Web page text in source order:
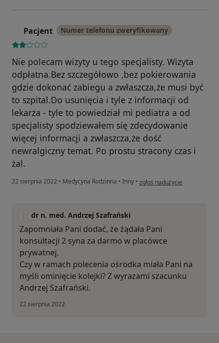
Pacjent Numer telefonu zweryfikowany
Nie polecam wizyty u tego specjalisty. Wizyta
odpłatna.Bez szczegółowo ,bez pokierowania
gdzie dokonać zabiegu a zwłaszcza,że musi być
to szpital.Do usunięcia i tyle z informacji od
lekarza - tyle to powiedział mi pediatra a od
specjalisty spodziewałem się zdecydowanie
więcej informacji a zwłaszcza,że dość
newralgiczny temat. Po prostu stracony czas i
żal.
22 sierpnia 2022 • Medycyna Rodzinna • Inny • w opinii użytkownika Pacjent
zgłoś nadużycie
dr n. med. Andrzej Szafrański
Zapomniała Pani dodać, że żądała Pani
konsultacji 2 syna za darmo w placówce
prywatnej.
Czy w ramach polecenia ośrodka miała Pani na
myśli ominięcie kolejki? Z wyrazami szacunku
Andrzej Szafrański.
22 sierpnia 2022